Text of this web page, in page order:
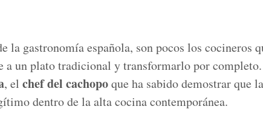
la gastronomía española, son pocos los cocineros
a un plato tradicional y transformarlo por
, el chef del cachopoque ha sabido demostrar que
dentro de la alta cocina contemporánea.